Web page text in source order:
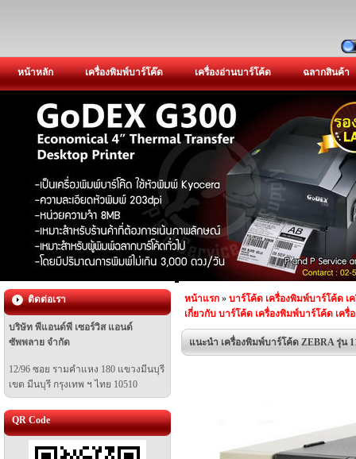
หน้าหลัก เครื่องพิมพ์บาร์โค๊ด เครื่องอ่านบาร์โค้ด ฉลากสินค้า
ติดต่อเรา
บริษัท พีแอนด์พี เซอร์วิส แอนด์
ซัพพลาย จำกัด
12/96 ซอย รามคำแหง 180 แขวงมีนบุรี
เขต มีนบุรี กรุงเทพ ฯ ไทย 10510
QR Code
หน้าแรก » บาร์โค้ด เครื่องพิมพ์บาร์โค้ด เ
เกี่ยวกับ บาร์โค้ด เครื่องพิมพ์บาร์โค้ด เครื่
แนะนำ เครื่องพิมพ์บาร์โค้ด ZEBRA รุ่น